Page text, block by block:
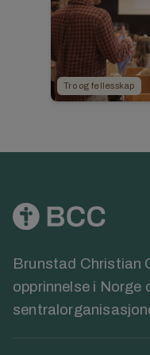
Tro og fellesskap
Brunstad Christian
opprinnelse i Norge